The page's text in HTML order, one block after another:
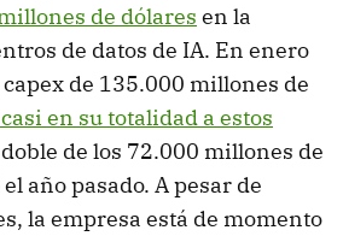
de dólares en la
de datos de IA. En enero
de 135.000 millones de
en su totalidad a estos
de los 72.000 millones de
año pasado. A pesar de
la empresa está de momento